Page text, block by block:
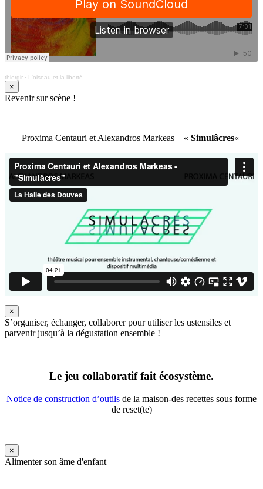
thiergir · L'oiseau et la liberté
×
Revenir sur scène !
Proxima Centauri et Alexandros Markeas – « Simulâcres«
×
S’organiser, échanger, collaborer pour utiliser les ustensiles et
parvenir jusqu’à la dégustation ensemble !
Le jeu collaboratif fait écosystème.
Notice de construction d’outils de la maison-des recettes sous forme
de reset(te)
×
Alimenter son âme d'enfant